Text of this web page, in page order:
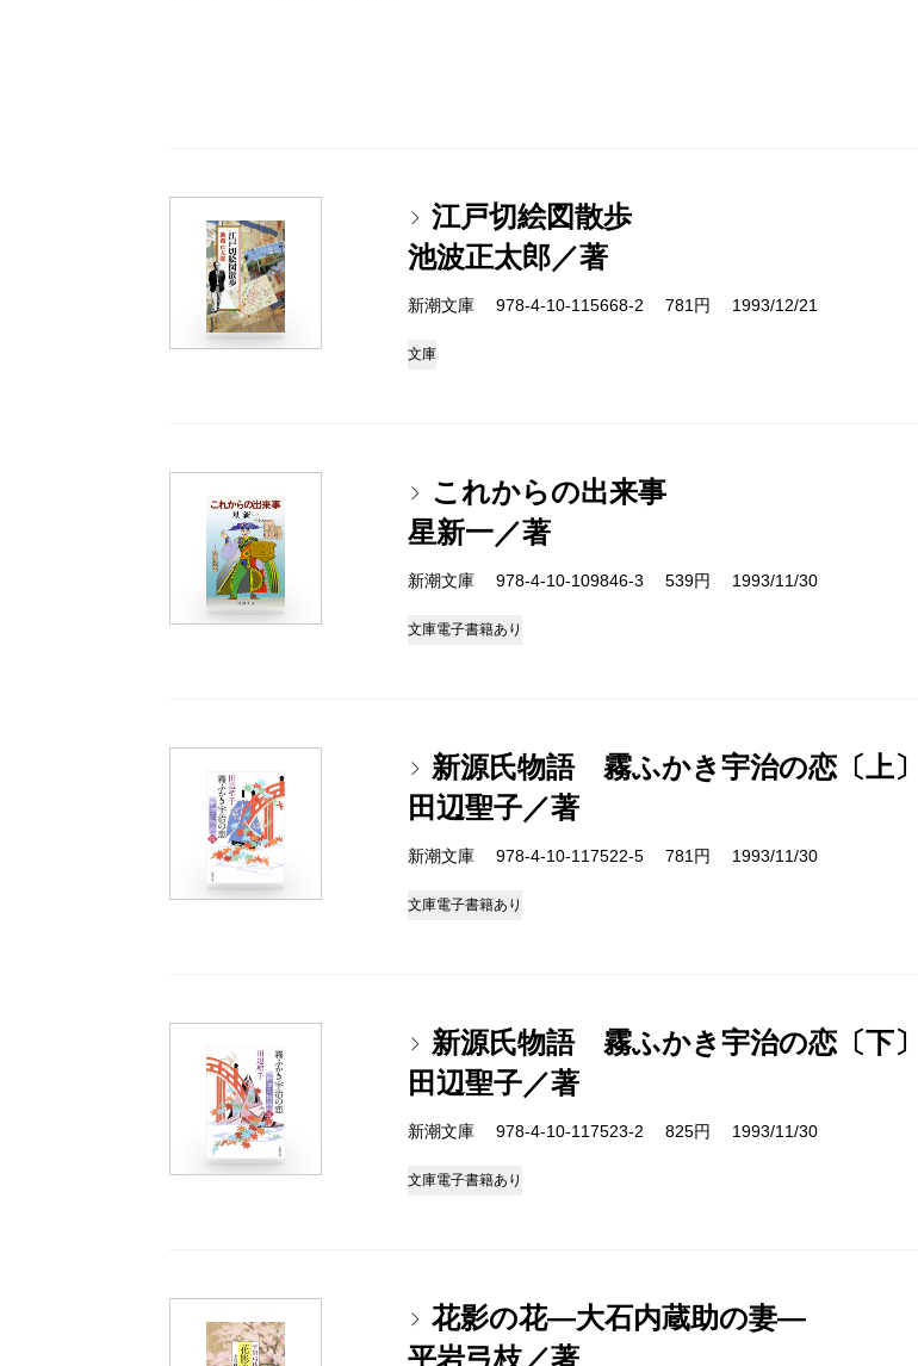
江戸切絵図散歩
池波正太郎／著
新潮文庫 978-4-10-115668-2 781円 1993/12/21
文庫
これからの出来事
星新一／著
新潮文庫 978-4-10-109846-3 539円 1993/11/30
文庫電子書籍あり
新源氏物語 霧ふかき宇治の恋〔上〕
田辺聖子／著
新潮文庫 978-4-10-117522-5 781円 1993/11/30
文庫電子書籍あり
新源氏物語 霧ふかき宇治の恋〔下〕
田辺聖子／著
新潮文庫 978-4-10-117523-2 825円 1993/11/30
文庫電子書籍あり
花影の花―大石内蔵助の妻―
平岩弓枝／著